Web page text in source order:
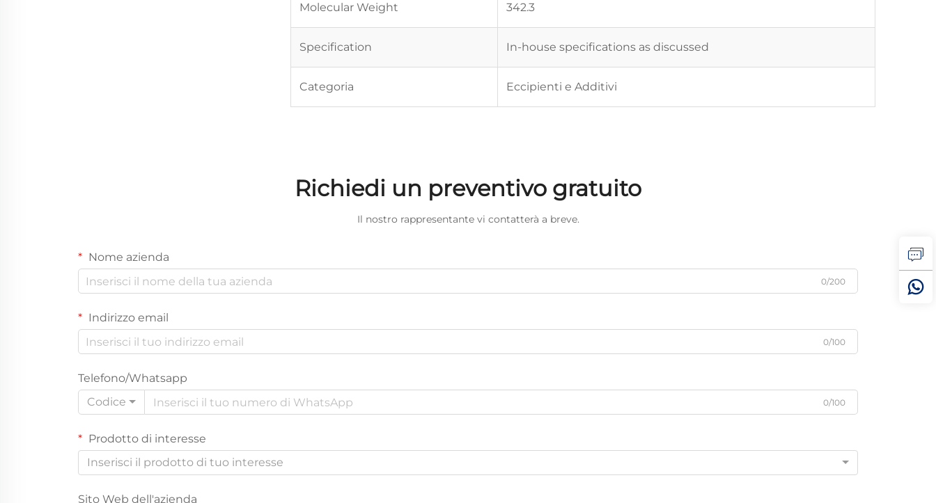
Molecular Weight 342.3
Specification In-house specifications as discussed
Categoria Eccipienti e Additivi
Richiedi un preventivo gratuito
Il nostro rappresentante vi contatterà a breve.
Nome azienda
0/200
Indirizzo email
0/100
Telefono/Whatsapp
Codice
0/100
Prodotto di interesse
Inserisci il prodotto di tuo interesse
Sito Web dell'azienda